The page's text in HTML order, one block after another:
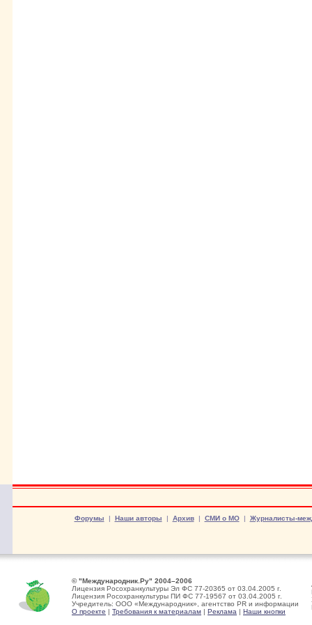
Форумы | Наши авторы | Архив| СМИ о МО| Журналисты-
© "Международник.Ру" 2004–2006
Лицензия Росохранкультуры Эл ФС 77-20365 от 03.04.2005 г.
Лицензия Росохранкультуры ПИ ФС 77-19567 от 03.04.2005 г.
Учредитель: ООО «Международник», агентство PR и информации
О проекте | Требования к материалам | Реклама | Наши кнопки